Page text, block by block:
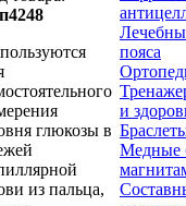
глюкозы в
из пальца,
пояса
и
Медные